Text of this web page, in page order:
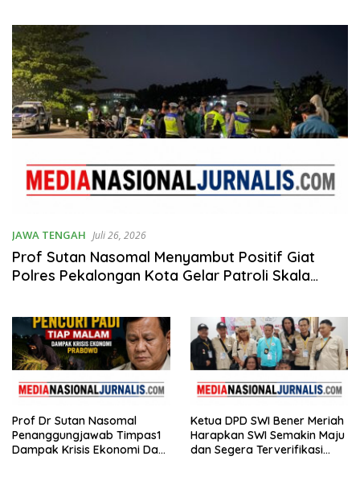
Watansoppeng
JAWA TENGAH Juli 26, 2026
Prof Sutan Nasomal Menyambut Positif Giat
Polres Pekalongan Kota Gelar Patroli Skala
Saat Akhir Pekan
Prof Dr Sutan Nasomal
Penanggungjawab Timpas1
Dampak Krisis Ekonomi Dari
Ketua DPD SWI Bener Meriah
Harapkan SWI Semakin Maju
dan Segera Terverifikasi